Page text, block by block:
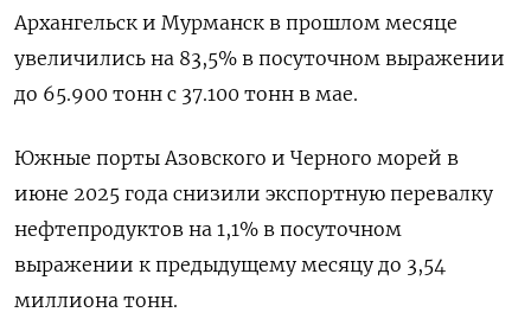
Архангельск и Мурманск в прошлом месяце
увеличились на 83,5% в посуточном выражении
до 65.900 тонн с 37.100 тонн в мае.
Южные порты Азовского и Черного морей в
июне 2025 года снизили экспортную перевалку
нефтепродуктов на 1,1% в посуточном
выражении к предыдущему месяцу до 3,54
миллиона тонн.